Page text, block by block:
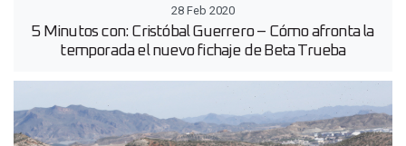
28 Feb 2020
5 Minutos con: Cristóbal Guerrero – Cómo afronta la
temporada el nuevo fichaje de Beta Trueba